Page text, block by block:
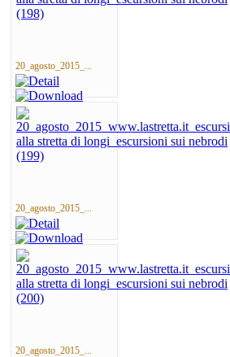
20_agosto_2015_...
20_agosto_2015_...
20_agosto_2015_...